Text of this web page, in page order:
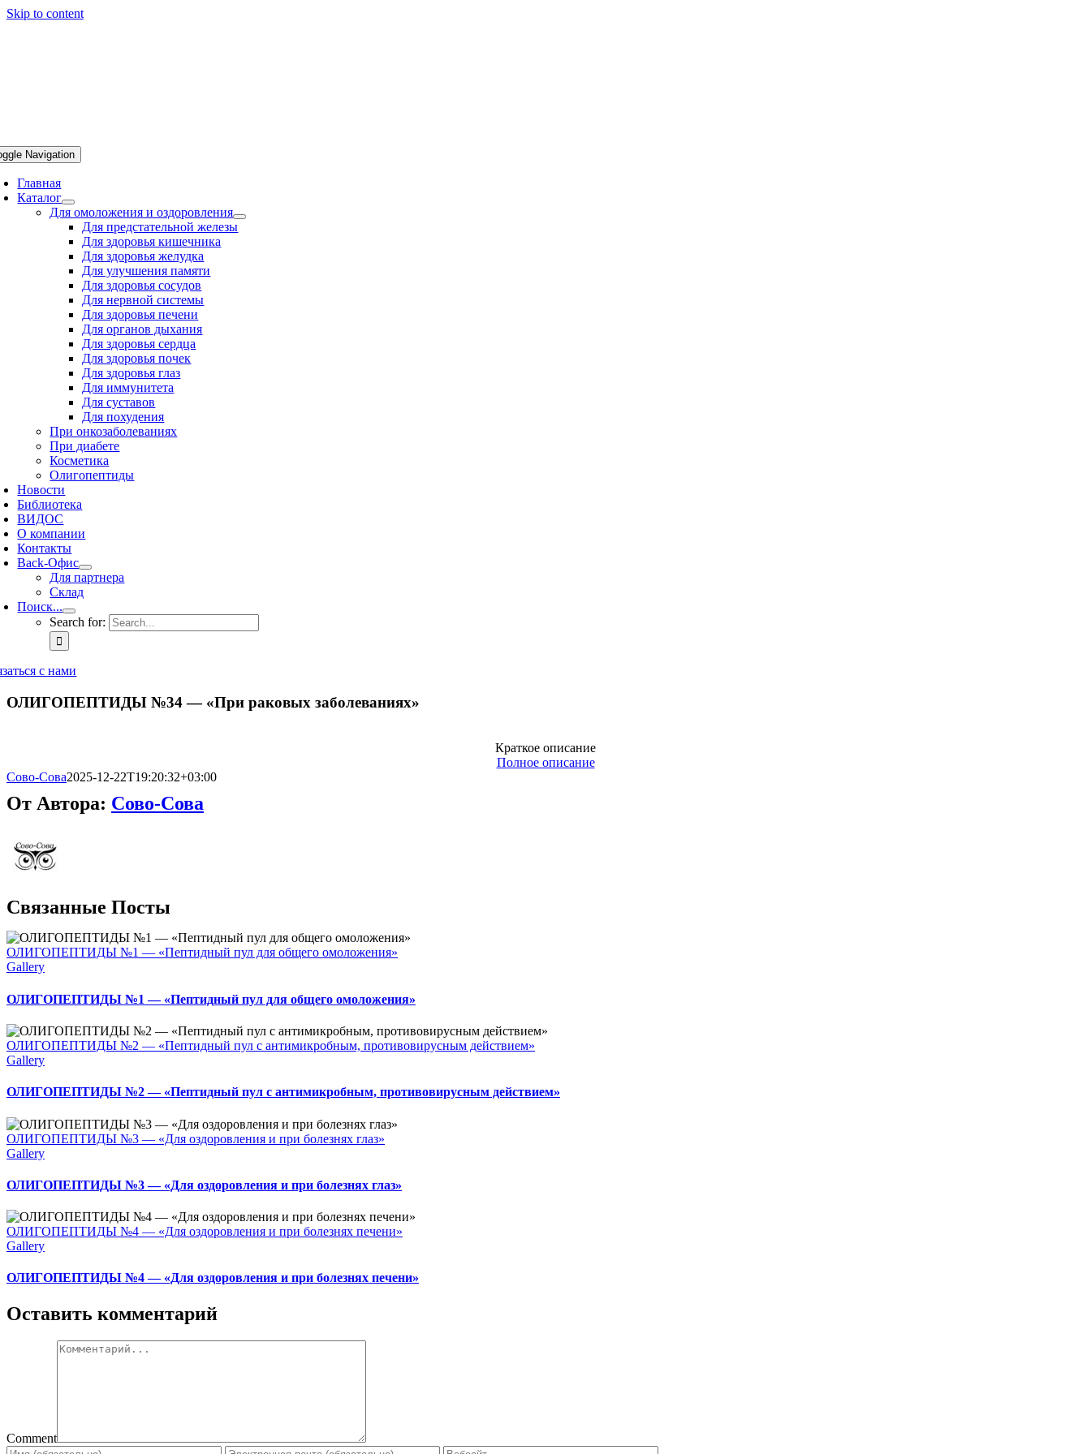
Skip to content
Navigation
Главная
Каталог
Для омоложения и оздоровления
Для предстательной железы
Для здоровья кишечника
Для здоровья желудка
Для улучшения памяти
Для здоровья сосудов
Для нервной системы
Для здоровья печени
Для органов дыхания
Для здоровья сердца
Для здоровья почек
Для здоровья глаз
Для иммунитета
Для суставов
Для похудения
При онкозаболеваниях
При диабете
Косметика
Олигопептиды
Новости
Библиотека
ВИДОС
О компании
Контакты
Back-Офис
Для партнера
Склад
Поиск...
Search for:
с нами
ОЛИГОПЕПТИДЫ №34 — «При раковых заболеваниях»
Краткое описание
Полное описание
Сово-Сова2025-12-22T19:20:32+03:00
От Автора: Сово-Сова
Связанные Посты
ОЛИГОПЕПТИДЫ №1 — «Пептидный пул для общего омоложения»
Gallery
ОЛИГОПЕПТИДЫ №1 — «Пептидный пул для общего омоложения»
ОЛИГОПЕПТИДЫ №2 — «Пептидный пул с антимикробным, противовирусным действием»
Gallery
ОЛИГОПЕПТИДЫ №2 — «Пептидный пул с антимикробным, противовирусным действием»
ОЛИГОПЕПТИДЫ №3 — «Для оздоровления и при болезнях глаз»
Gallery
ОЛИГОПЕПТИДЫ №3 — «Для оздоровления и при болезнях глаз»
ОЛИГОПЕПТИДЫ №4 — «Для оздоровления и при болезнях печени»
Gallery
ОЛИГОПЕПТИДЫ №4 — «Для оздоровления и при болезнях печени»
Оставить комментарий
Comment